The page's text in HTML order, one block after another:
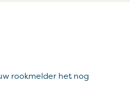
rookmelder het nog